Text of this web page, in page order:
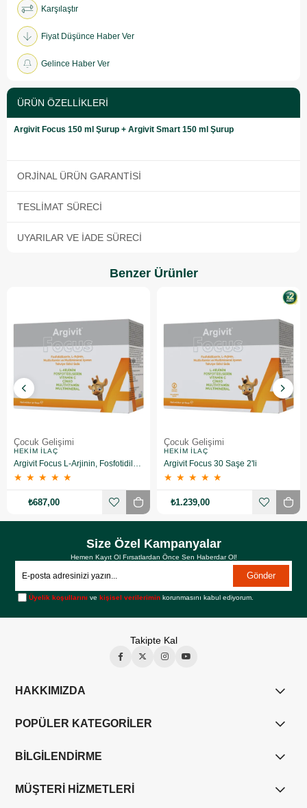
Karşılaştır
Fiyat Düşünce Haber Ver
Gelince Haber Ver
ÜRÜN ÖZELLIKLERI
Argivit Focus 150 ml Şurup + Argivit Smart 150 ml Şurup
ORJINAL ÜRÜN GARANTISI
TESLIMAT SÜRECI
UYARILAR VE İADE SÜRECI
Benzer Ürünler
Çocuk Gelişimi
HEKIM İLAÇ
★ ★ ★ ★ ★
₺687,00
Çocuk Gelişimi
HEKIM İLAÇ
Argivit Focus 30 Saşe 2'li
★ ★ ★ ★ ★
₺1.239,00
Size Özel Kampanyalar
Hemen Kayıt Ol Fırsatlardan Önce Sen Haberdar Ol!
Gönder
Üyelik koşullarını vekişisel verilerimin korunmasını kabul ediyorum.
Takipte Kal
HAKKIMIZDA
POPÜLER KATEGORİLER
BİLGİLENDİRME
MÜŞTERİ HİZMETLERİ